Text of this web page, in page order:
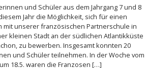
und Schüler aus dem Jahrgang 7 und 8
Jahr die Möglichkeit, sich für einen
mit unserer französischen Partnerschule in
kleinen Stadt an der südlichen Atlantikküste
zu bewerben. Insgesamt konnten 20
und Schüler teilnehmen. In der Woche vom
18.5. waren die Franzosen […]